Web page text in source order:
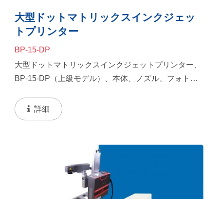
大型ドットマトリックスインクジェッ
トプリンター
BP-15-DP
大型ドットマトリックスインクジェットプリンター、
BP-15-DP（上級モデル）、本体、ノズル、フォトセ
ボールまたは袋に適切に適用されます。
詳細